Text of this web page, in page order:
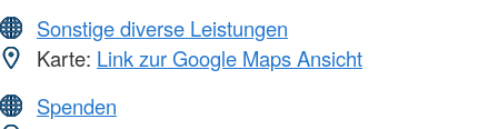
Sonstige diverse Leistungen
Karte: Link zur Google Maps Ansicht
Spenden